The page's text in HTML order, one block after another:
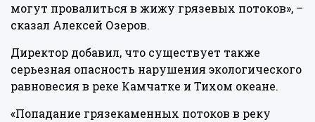
могут провалиться в жижу грязевых потоков», –
сказал Алексей Озеров.
Директор добавил, что существует также
серьезная опасность нарушения экологического
равновесия в реке Камчатке и Тихом океане.
«Попадание грязекаменных потоков в реку